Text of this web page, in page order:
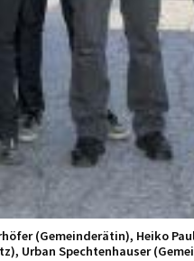
(Gemeinderätin), Heiko
Urban Spechtenhauser